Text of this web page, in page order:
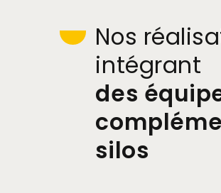
nos réalisations
intégrant
des
silos